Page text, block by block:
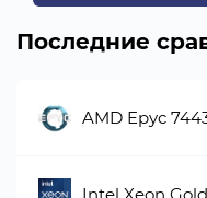
Последние
AMD Epyc